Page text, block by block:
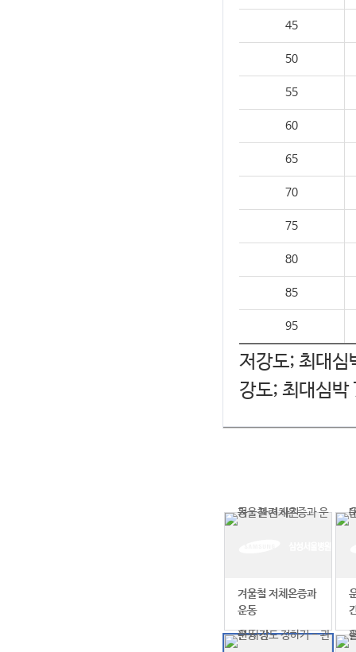
45
50
55
60
65
70
75
80
85
95
저강도; 최대
강도; 최대심
겨울철 저체온증과
운동